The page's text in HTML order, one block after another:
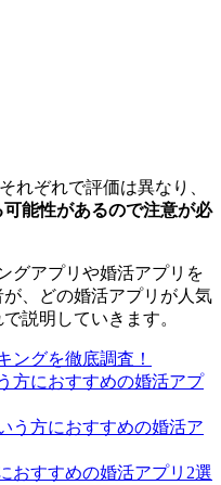
れぞれで評価は異なり、
能性があるので注意が必
グアプリや婚活アプリを
、どの婚活アプリが人気
説明していきます。
ングを徹底調査！
方におすすめの婚活アプ
う方におすすめの婚活ア
おすすめの婚活アプリ2選